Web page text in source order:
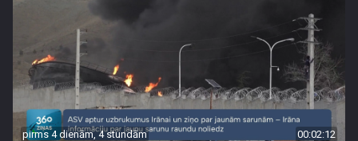
pirms 4 dienām, 4 stundām 00:02:12